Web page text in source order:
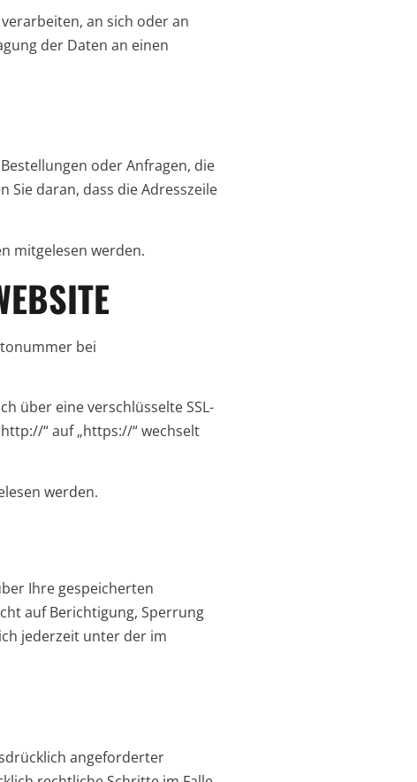
an sich oder an
der Daten an einen
oder Anfragen, die
Sie daran, dass die Adresszeile
mitgelesen werden.
bei
über eine verschlüsselte SSL-
“ auf „https://“ wechselt
werden.
Ihre gespeicherten
auf Berichtigung, Sperrung
jederzeit unter der im
angeforderter